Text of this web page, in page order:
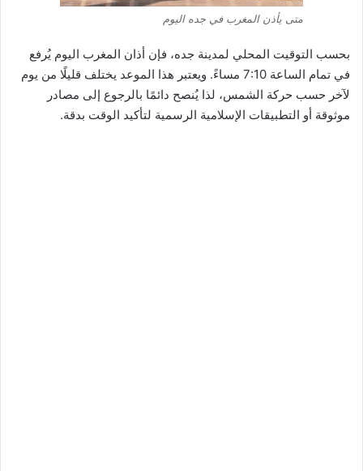
متى يأذن المغرب في جده اليوم
بحسب التوقيت المحلي لمدينة جده، فإن أذان المغرب اليوم يُرفع
في تمام الساعة 7:10 مساءً. ويعتبر هذا الموعد يختلف قليلًا من يوم
لآخر حسب حركة الشمس، لذا يُنصح دائمًا بالرجوع إلى مصادر
موثوقة أو التطبيقات الإسلامية الرسمية لتأكيد الوقت بدقة.